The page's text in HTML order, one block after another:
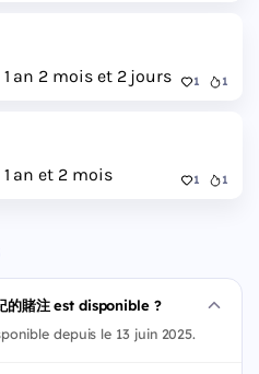
an 2 mois et 2 jours 1 1
an et 2 mois 1 1
的賭注 est disponible ?
depuis le 13 juin 2025.